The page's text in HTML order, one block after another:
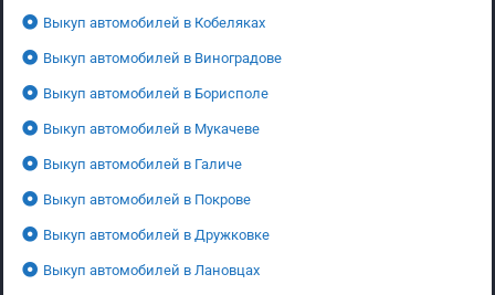
Выкуп автомобилей в Кобеляках
Выкуп автомобилей в Виноградове
Выкуп автомобилей в Борисполе
Выкуп автомобилей в Мукачеве
Выкуп автомобилей в Галиче
Выкуп автомобилей в Покрове
Выкуп автомобилей в Дружковке
Выкуп автомобилей в Лановцах